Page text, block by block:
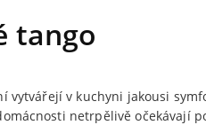
tango
vytvářejí v kuchyni jakousi
netrpělivě očekávají